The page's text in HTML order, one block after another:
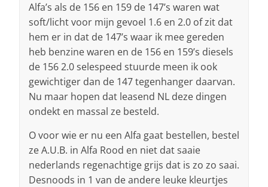
Alfa’s als de 156 en 159 de 147’s waren wat
soft/licht voor mijn gevoel 1.6 en 2.0 of zit dat
hem er in dat de 147’s waar ik mee gereden
heb benzine waren en de 156 en 159’s diesels
de 156 2.0 selespeed stuurde meen ik ook
gewichtiger dan de 147 tegenhanger daarvan.
Nu maar hopen dat leasend NL deze dingen
ondekt en massal ze besteld.
O voor wie er nu een Alfa gaat bestellen, bestel
ze A.U.B. in Alfa Rood en niet dat saaie
nederlands regenachtige grijs dat is zo zo saai.
Desnoods in 1 van de andere leuke kleurtjes